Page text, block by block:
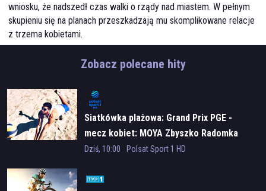
wniosku, że nadszedł czas walki o rządy nad miastem. W pełnym
skupieniu się na planach przeszkadzają mu skomplikowane relacje
z trzema kobietami.
Młody Mosze Bernsztajn poznaje uwielbianego przez siebie
boksera i jednocześnie członka gangu Kuma Kaplicy, Jakuba
zamieszek. Narodowcy, dowodzeni przez Bronisława Żwirskiego
ścierają się z socjalistami, na których czele stoi sam Kaplica,
nazywany królem Warszawy. Szapiro tymczasem zapoznaje się z
Anną. Ojciec Moszego, Naum, wpada w poważne kłopoty.
Zaciągnął dług u Kuma i nie jest w stanie go spłacić. Bezlitosny
kryminalista w żadnym razie nie zamierza przepuścić mu tej
zniewagi.
Zobacz polecane hity
Siatkówka plażowa: Grand Prix PGE -
mecz kobiet: MOYA Zbyszko Radomka
Radom - Netland MKS Kalisz
Dziś, 10:00 Polsat Sport 1 HD